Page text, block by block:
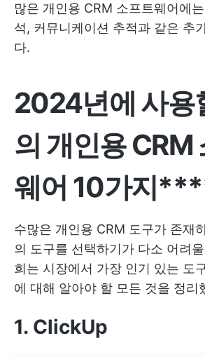
많은 개인용 CRM 소프트웨어에
석, 커뮤니케이션 추적과 같은 추
다.
2024년에 사용
의 개인용 CRM
웨어 10가지
수많은 개인용 CRM 도구가 존재
의 도구를 선택하기가 다소 어려
희는 시장에서 가장 인기 있는 도
에 대해 알아야 할 모든 것을 정리
1. ClickUp